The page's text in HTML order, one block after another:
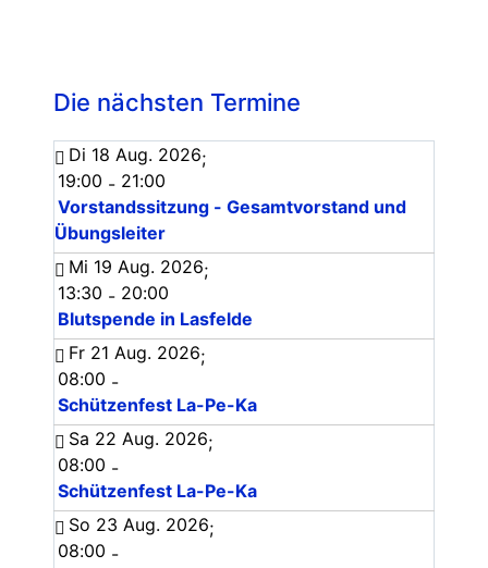
Die nächsten Termine
Di 18 Aug. 2026;
19:00 - 21:00
Vorstandssitzung - Gesamtvorstand und
Übungsleiter
Mi 19 Aug. 2026;
13:30 - 20:00
Blutspende in Lasfelde
Fr 21 Aug. 2026;
08:00 -
Schützenfest La-Pe-Ka
Sa 22 Aug. 2026;
08:00 -
Schützenfest La-Pe-Ka
So 23 Aug. 2026;
08:00 -